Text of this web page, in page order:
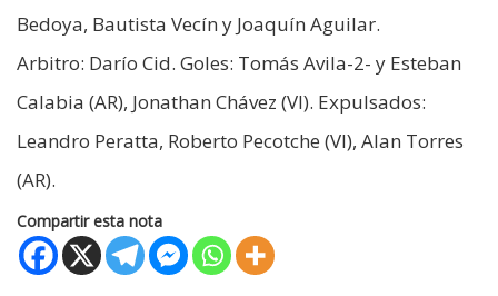
Bedoya, Bautista Vecín y Joaquín Aguilar.
Arbitro: Darío Cid. Goles: Tomás Avila-2- y Esteban
Calabia (AR), Jonathan Chávez (VI). Expulsados:
Leandro Peratta, Roberto Pecotche (VI), Alan Torres
(AR).
Compartir esta nota